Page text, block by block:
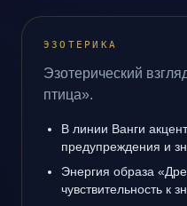
ЭЗОТЕРИКА
Эзотерический
птица».
В линии Ванги
предупреждения и
Энергия образа
чувствительность к